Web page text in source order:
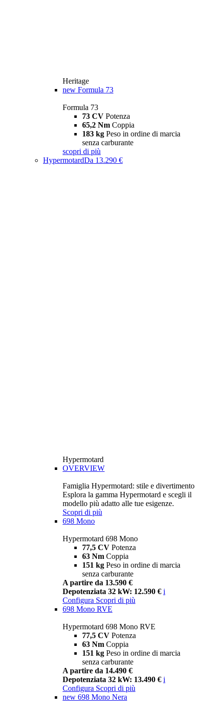
Heritage
new Formula 73
Formula 73
73 CV Potenza
65,2 Nm Coppia
183 kg Peso in ordine di marcia
senza carburante
scopri di più
HypermotardDa 13.290 €
Hypermotard
OVERVIEW
Famiglia Hypermotard: stile e divertimento
Esplora la gamma Hypermotard e scegli il
modello più adatto alle tue esigenze.
Scopri di più
698 Mono
Hypermotard 698 Mono
77,5 CV Potenza
63 Nm Coppia
151 kg Peso in ordine di marcia
senza carburante
A partire da 13.590 €
Depotenziata 32 kW: 12.590 € i
Configura Scopri di più
698 Mono RVE
Hypermotard 698 Mono RVE
77,5 CV Potenza
63 Nm Coppia
151 kg Peso in ordine di marcia
senza carburante
A partire da 14.490 €
Depotenziata 32 kW: 13.490 € i
Configura Scopri di più
new 698 Mono Nera